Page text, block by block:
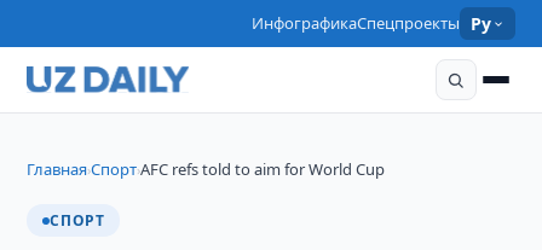
ИнфографикаСпецпроекты Ру
Главная›Спорт›AFC refs told to aim for World Cup
СПОРТ